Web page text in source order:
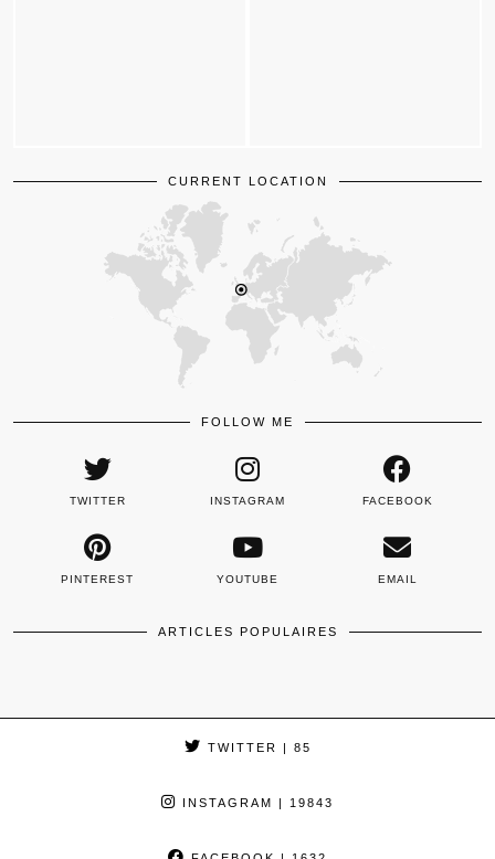
CURRENT LOCATION
FOLLOW ME
TWITTER INSTAGRAM FACEBOOK
PINTEREST YOUTUBE EMAIL
ARTICLES POPULAIRES
TWITTER | 85
INSTAGRAM | 19843